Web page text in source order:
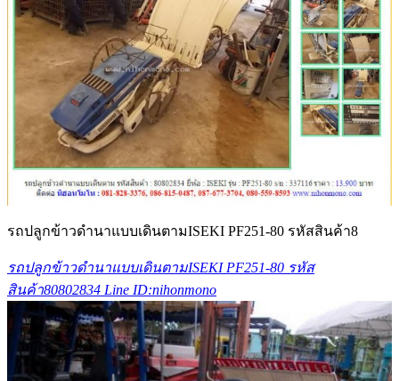
รถปลูกข้าวดำนาแบบเดินตามISEKI PF251-80 รหัสสินค้า8
รถปลูกข้าวดำนาแบบเดินตามISEKI PF251-80 รหัส
สินค้า80802834 Line ID:nihonmono